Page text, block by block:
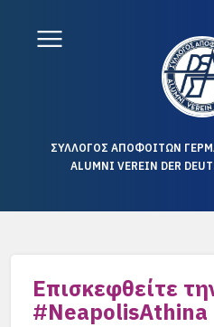
ΣΥΛΛΟΓΟΣ ΑΠΟΦΟΙΤΩΝ
ALUMNI VEREIN DER
Επισκεφθείτε
#NeapolisAthina